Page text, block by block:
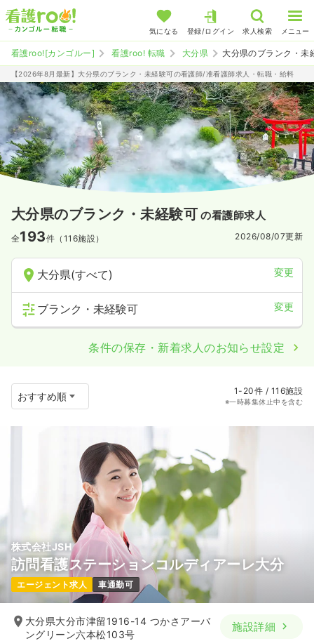
気になる 登録/ログイン 求人検索 メニュー
看護roo![カンゴルー] 看護roo! 転職 大分県 大分県のブランク・未
【2026年8月最新】大分県のブランク・未経験可の看護師/准看護師求人・転職・給料
大分県のブランク・未経験可 の看護師求人
全193件（116施設） 2026/08/07更新
大分県(すべて) 変更
ブランク・未経験可 変更
条件の保存・新着求人のお知らせ設定
1-20件 / 116施設
※一時募集休止中を含む
株式会社JSH
訪問看護ステーションコルディアーレ大分
エージェント求人 車通勤可
大分県大分市津留1916-14 つかさアーバ
ングリーン六本松103号
施設詳細